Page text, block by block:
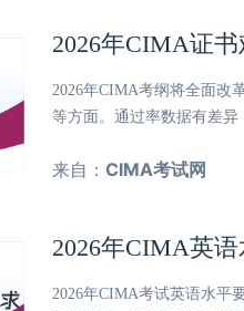
2026年CIMA证
2026年CIMA考纲将全面改
等方面。通过率数据有差
来自： CIMA考试网
2026年CIMA英
2026年CIMA考试英语水平